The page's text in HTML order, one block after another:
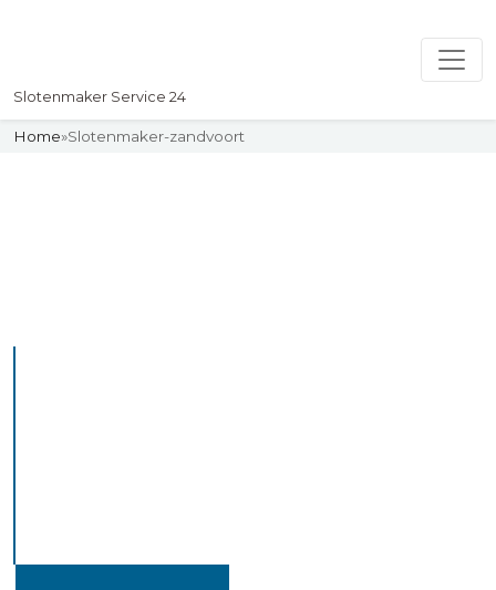
Slotenmaker Service 24
Home»Slotenmaker-zandvoort